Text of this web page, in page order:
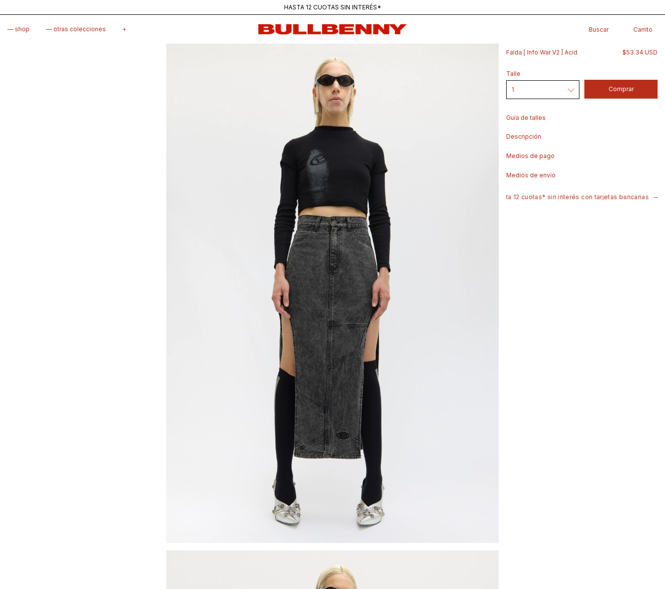
ENVÍOS GRATIS PARA COMPRAS SUPERIORES A $250K
— shop
— otras colecciones + Buscar Carrito
Falda [ Info War V2 ] Acid $53.34 USD
Talle
Guía de talles
Descripción
Medios de pago
Medios de envío
— hasta 12 cuotas* sin interés con tarjetas bancarias — envíos